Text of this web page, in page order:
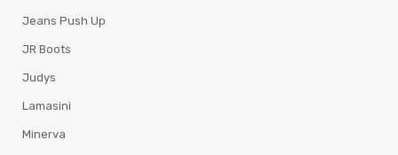
Jeans Push Up
JR Boots
Judys
Lamasini
Minerva